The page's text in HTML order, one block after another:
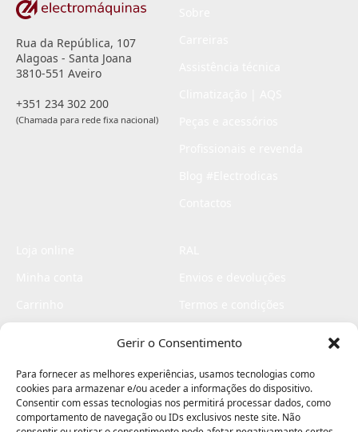
Gerir o Consentimento
Para fornecer as melhores experiências, usamos tecnologias como
cookies para armazenar e/ou aceder a informações do dispositivo.
Consentir com essas tecnologias nos permitirá processar dados, como
comportamento de navegação ou IDs exclusivos neste site. Não
Rua da República, 107
Alagoas - Santa Joana
3810-551 Aveiro
+351 234 302 200
(Chamada para rede fixa nacional)
Livro de elogios